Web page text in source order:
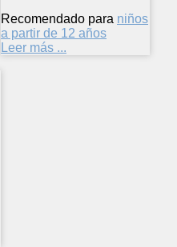
Recomendado para niños
a partir de 12 años
Leer más ...